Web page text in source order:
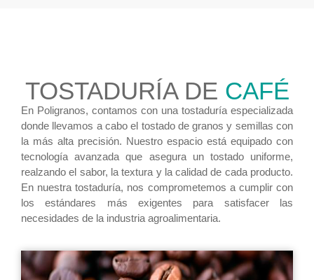
TOSTADURÍA DE CAFÉ
En Poligranos, contamos con una tostaduría especializada
donde llevamos a cabo el tostado de granos y semillas con
la más alta precisión. Nuestro espacio está equipado con
tecnología avanzada que asegura un tostado uniforme,
realzando el sabor, la textura y la calidad de cada producto.
En nuestra tostaduría, nos comprometemos a cumplir con
los estándares más exigentes para satisfacer las
necesidades de la industria agroalimentaria.